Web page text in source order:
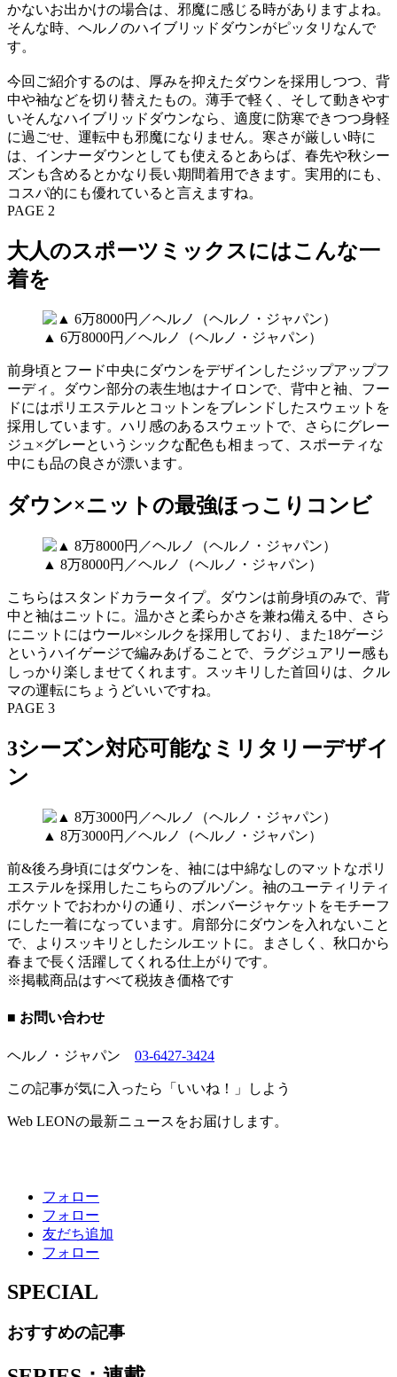
かないお出かけの場合は、邪魔に感じる時がありますよね。
そんな時、ヘルノのハイブリッドダウンがピッタリなんで
す。
今回ご紹介するのは、厚みを抑えたダウンを採用しつつ、背
中や袖などを切り替えたもの。薄手で軽く、そして動きやす
いそんなハイブリッドダウンなら、適度に防寒できつつ身軽
に過ごせ、運転中も邪魔になりません。寒さが厳しい時に
は、インナーダウンとしても使えるとあらば、春先や秋シー
ズンも含めるとかなり長い期間着用できます。実用的にも、
コスパ的にも優れていると言えますね。
PAGE 2
大人のスポーツミックスにはこんな一
着を
▲ 6万8000円／ヘルノ（ヘルノ・ジャパン）
前身頃とフード中央にダウンをデザインしたジップアップフ
ーディ。ダウン部分の表生地はナイロンで、背中と袖、フー
ドにはポリエステルとコットンをブレンドしたスウェットを
採用しています。ハリ感のあるスウェットで、さらにグレー
ジュ×グレーというシックな配色も相まって、スポーティな
中にも品の良さが漂います。
ダウン×ニットの最強ほっこりコンビ
▲ 8万8000円／ヘルノ（ヘルノ・ジャパン）
こちらはスタンドカラータイプ。ダウンは前身頃のみで、背
中と袖はニットに。温かさと柔らかさを兼ね備える中、さら
にニットにはウール×シルクを採用しており、また18ゲージ
というハイゲージで編みあげることで、ラグジュアリー感も
しっかり楽しませてくれます。スッキリした首回りは、クル
マの運転にちょうどいいですね。
PAGE 3
3シーズン対応可能なミリタリーデザイ
ン
▲ 8万3000円／ヘルノ（ヘルノ・ジャパン）
前&後ろ身頃にはダウンを、袖には中綿なしのマットなポリ
エステルを採用したこちらのブルゾン。袖のユーティリティ
ポケットでおわかりの通り、ボンバージャケットをモチーフ
にした一着になっています。肩部分にダウンを入れないこと
で、よりスッキリとしたシルエットに。まさしく、秋口から
春まで長く活躍してくれる仕上がりです。
※掲載商品はすべて税抜き価格です
■ お問い合わせ
ヘルノ・ジャパン 03-6427-3424
この記事が気に入ったら「いいね！」しよう
Web LEONの最新ニュースをお届けします。
フォロー
フォロー
友だち追加
フォロー
SPECIAL
おすすめの記事